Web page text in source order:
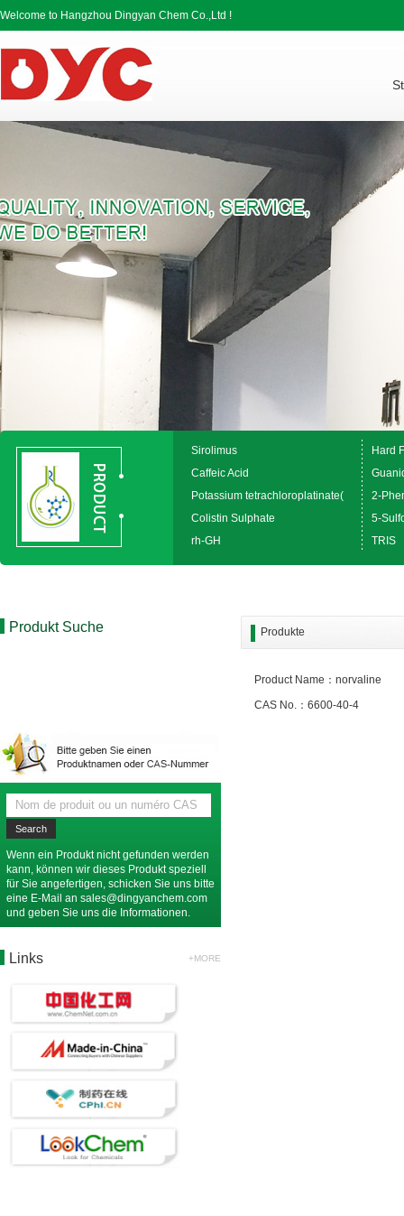
Welcome to Hangzhou Dingyan Chem Co.,Ltd !
Sirolimus
Hard
Caffeic Acid
Potassium tetrachloroplatinate(
2-
Colistin Sulphate
5-
rh-GH
TRIS
Produkt Suche
Wenn ein Produkt nicht gefunden werden
kann, können wir dieses Produkt speziell
für Sie angefertigen, schicken Sie uns bitte
eine E-Mail an sales@dingyanchem.com
und geben Sie uns die Informationen.
Links +MORE
Produkte
Product Name：norvaline
CAS No.：6600-40-4